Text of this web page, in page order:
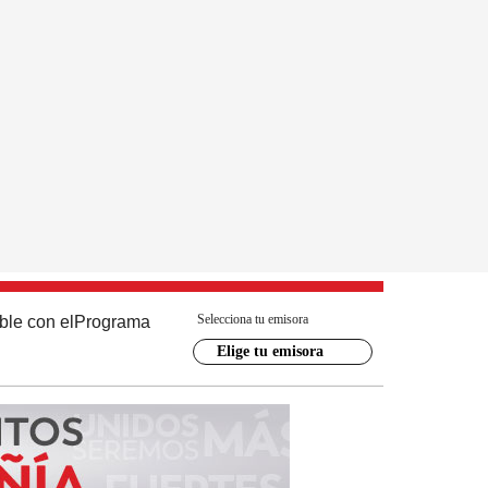
con el Programa Selecciona tu emisora
Elige tu emisora